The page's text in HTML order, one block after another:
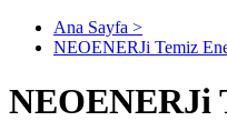
Ana Sayfa >
NEOENERJi Temiz
NEOENERJi